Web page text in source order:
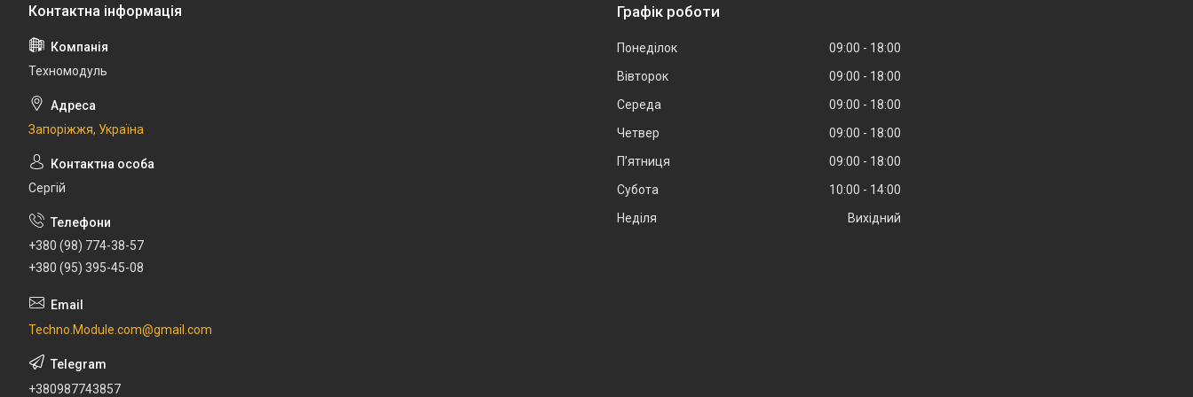
Техномодуль
Запоріжжя, Україна
Сергій
+380 (98) 774-38-57
+380 (95) 395-45-08
Techno.Module.com@gmail.com
+380987743857
Графік роботи
Понеділок 09:00
18:00
Вівторок
09:00
18:00
Середа
09:00
18:00
Четвер
09:00
18:00
Пʼятниця
09:00
18:00
Субота
10:00
14:00
Неділя
Вихідний